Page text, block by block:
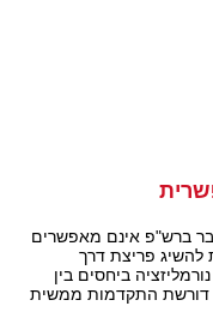
ברש"פ אינם מאפשרים
להשיג פריצת דרך
ביחסים בין
דורשת התקדמות ממשית